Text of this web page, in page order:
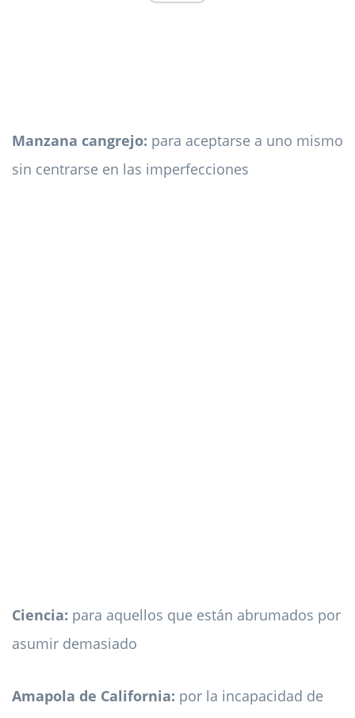
Manzana cangrejo: para aceptarse a uno mismo
sin centrarse en las imperfecciones
Ciencia: para aquellos que están abrumados por
asumir demasiado
Amapola de California: por la incapacidad de